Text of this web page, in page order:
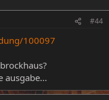
#44
100097
ausgabe...